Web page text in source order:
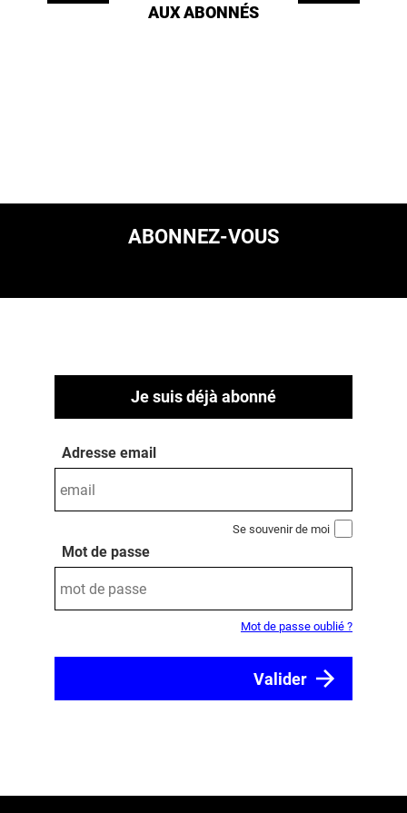
AUX ABONNÉS
ABONNEZ-VOUS
Je suis déjà abonné
Adresse email
Se souvenir de moi
Mot de passe
Mot de passe oublié ?